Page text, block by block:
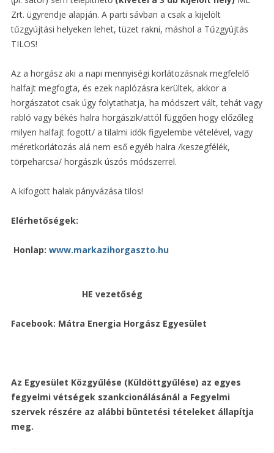
Zrt. ügyrendje alapján. A parti sávban a csak a kijelölt
tűzgyújtási helyeken lehet, tüzet rakni, máshol a Tűzgyújtás
TILOS!
Az a horgász aki a napi mennyiségi korlátozásnak megfelelő
halfajt megfogta, és ezek naplózásra kerültek, akkor a
horgászatot csak úgy folytathatja, ha módszert vált, tehát vagy
rabló vagy békés halra horgászik/attól függően hogy előzőleg
milyen halfajt fogott/ a tilalmi idők figyelembe vételével, vagy
méretkorlátozás alá nem eső egyéb halra /keszegfélék,
törpeharcsa/ horgászik úszós módszerrel.
A kifogott halak pányvázása tilos!
Elérhetőségek:
Honlap: www.markazihorgaszto.hu
HE vezetőség
Facebook: Mátra Energia Horgász Egyesület
Az Egyesület Közgyűlése (Küldöttgyűlése) az egyes
fegyelmi vétségek szankcionálásánál a Fegyelmi
szervek részére az alábbi büntetési tételeket állapítja
meg.